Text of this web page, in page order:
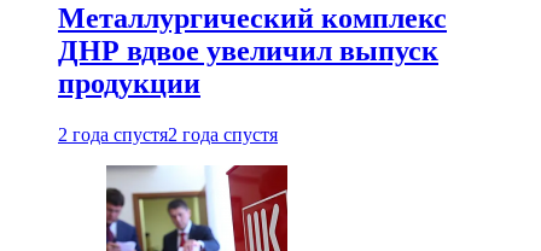
Металлургический комплекс
ДНР вдвое увеличил выпуск
продукции
2 года спустя2 года спустя